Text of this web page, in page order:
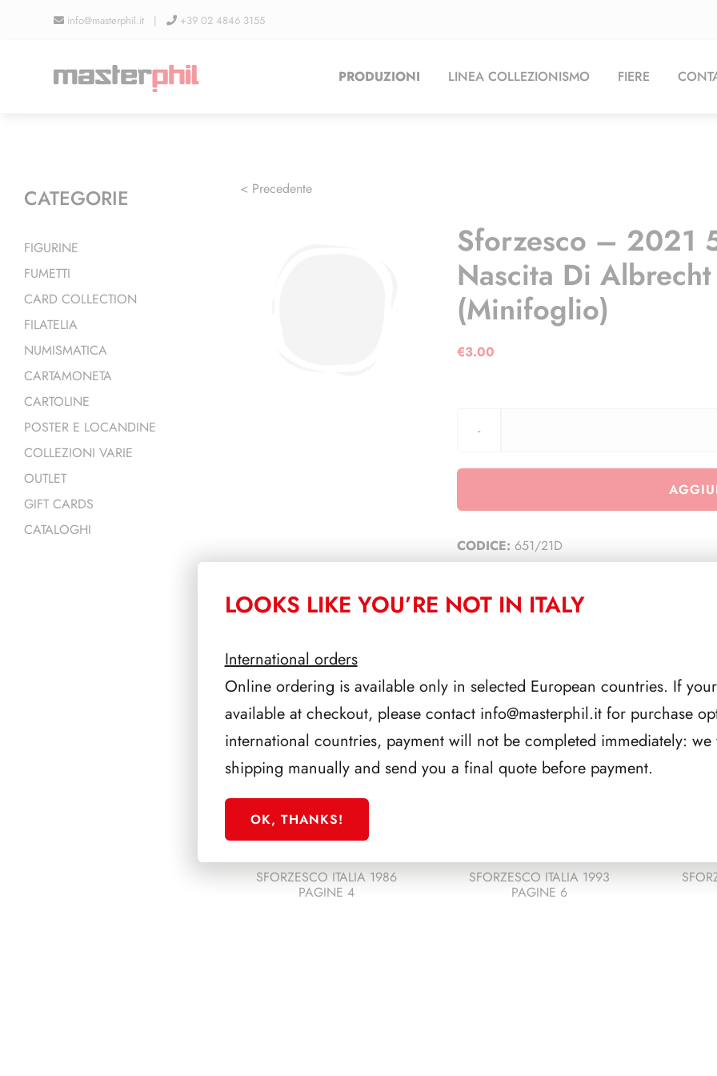
info@masterphil.it | +39 02 4846 3155
PRODUZIONI LINEA COLLEZIONISMO FIERE
< Precedente
Sforzesco – 2021
Nascita Di
(minifoglio)
€3.00
CODICE: 651/21D
CATEGORIA:TUTTI
PRODOTTI CORRELATI
SFORZESCO ITALIA 1986
PAGINE 4
SFORZESCO ITALIA 1993
PAGINE 6
CATEGORIE
FIGURINE
FUMETTI
CARD COLLECTION
FILATELIA
NUMISMATICA
CARTAMONETA
CARTOLINE
POSTER E LOCANDINE
COLLEZIONI VARIE
OUTLET
GIFT CARDS
CATALOGHI
LOOKS LIKE YOU’RE NOT IN ITALY
International orders
Online ordering is available only in selected European countries. If
available at checkout, please contact info@masterphil.itfor purchase
international countries, payment will not be completed immediately:
shipping manually and send you a final quote before payment.
OK, THANKS!